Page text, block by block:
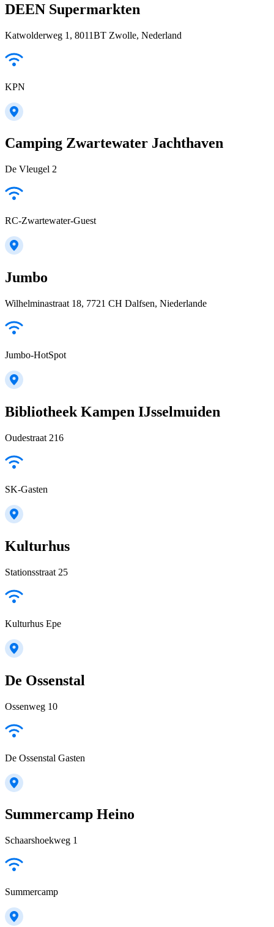
DEEN Supermarkten
Katwolderweg 1, 8011BT Zwolle, Nederland
KPN
Camping Zwartewater Jachthaven
De Vleugel 2
RC-Zwartewater-Guest
Jumbo
Wilhelminastraat 18, 7721 CH Dalfsen, Niederlande
Jumbo-HotSpot
Bibliotheek Kampen IJsselmuiden
Oudestraat 216
SK-Gasten
Kulturhus
Stationsstraat 25
Kulturhus Epe
De Ossenstal
Ossenweg 10
De Ossenstal Gasten
Summercamp Heino
Schaarshoekweg 1
Summercamp